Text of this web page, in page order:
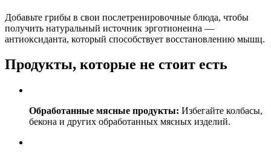
Добавьте грибы в свои послетренировочные блюда, чтобы
получить натуральный источник эрготионеина —
антиоксиданта, который способствует восстановлению мышц.
Продукты, которые не стоит есть
Обработанные мясные продукты: Избегайте колбасы,
бекона и других обработанных мясных изделий.